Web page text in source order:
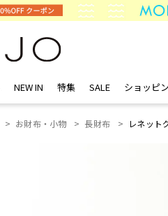
NEW IN 特集 SALE ショッピ
お財布・小物 長財布 レネット